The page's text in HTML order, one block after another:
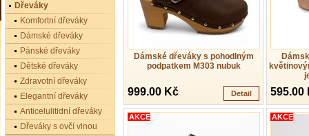
Dámské dřeváky s pohodlným
podpatkem M303 nubuk
999.00 Kč Detail 595.00
AKCE AKCE
Dřeváky
Komfortní dřeváky
Dámské dřeváky
Pánské dřeváky
Dětské dřeváky
Zdravotní dřeváky
Elegantní dřeváky
Anticelulitidní dřeváky
Dřeváky s ovčí vlnou